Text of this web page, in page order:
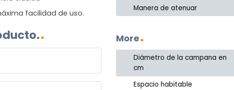
facilidad de uso.
Manera de atenuar
More
Diámetro de la campana en
cm
Espacio habitable